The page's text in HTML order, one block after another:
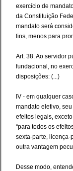
exercício de
da Constituição
mandato será
fins, menos para
Art. 38. Ao servidor
fundacional, no
disposições: (...)
IV - em qualquer
mandato eletivo,
efeitos legais,
“para todos os
sexta-parte,
outra vantagem
Desse modo,